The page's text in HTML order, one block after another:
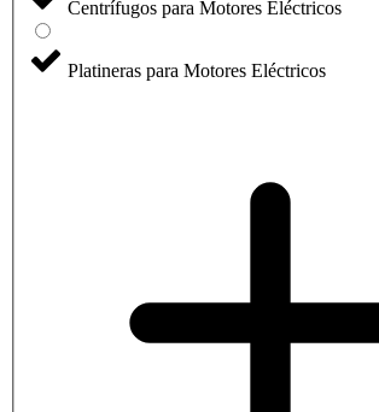
Centrífugos para Motores Eléctricos
Platineras para Motores Eléctricos